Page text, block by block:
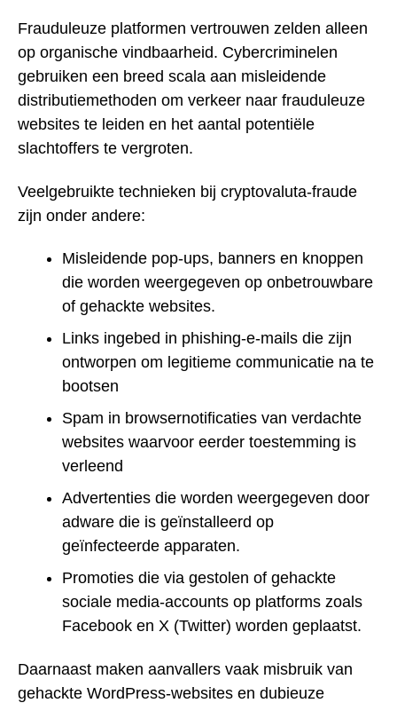
Frauduleuze platformen vertrouwen zelden alleen
op organische vindbaarheid. Cybercriminelen
gebruiken een breed scala aan misleidende
distributiemethoden om verkeer naar frauduleuze
websites te leiden en het aantal potentiële
slachtoffers te vergroten.
Veelgebruikte technieken bij cryptovaluta-fraude
zijn onder andere:
Misleidende pop-ups, banners en knoppen
die worden weergegeven op onbetrouwbare
of gehackte websites.
Links ingebed in phishing-e-mails die zijn
ontworpen om legitieme communicatie na te
bootsen
Spam in browsernotificaties van verdachte
websites waarvoor eerder toestemming is
verleend
Advertenties die worden weergegeven door
adware die is geïnstalleerd op
geïnfecteerde apparaten.
Promoties die via gestolen of gehackte
sociale media-accounts op platforms zoals
Facebook en X (Twitter) worden geplaatst.
Daarnaast maken aanvallers vaak misbruik van
gehackte WordPress-websites en dubieuze